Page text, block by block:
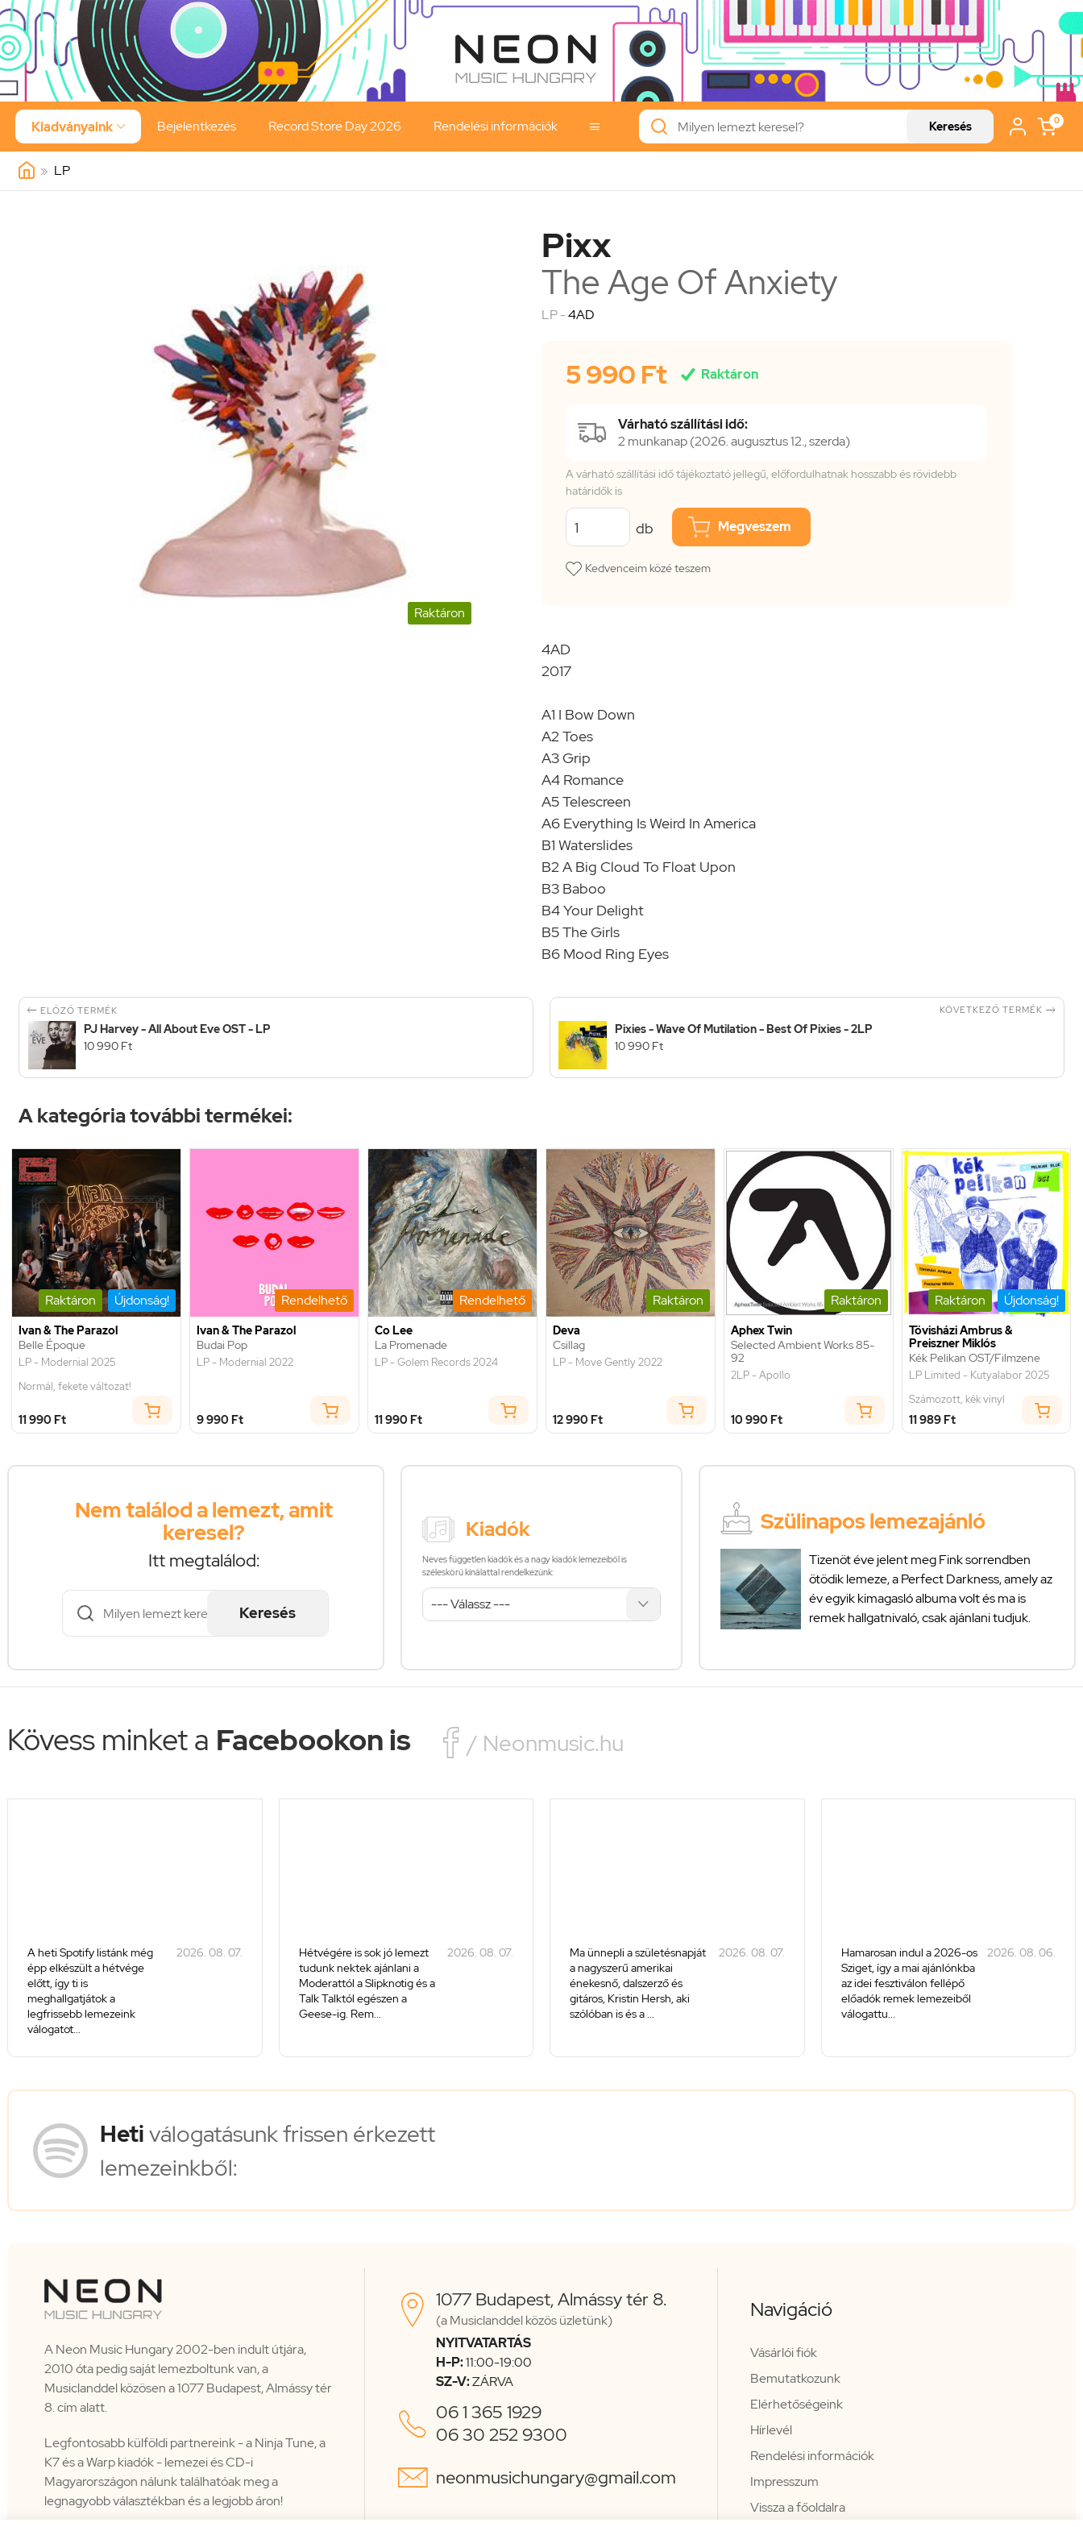
Kiadványaink  Bejelentkezés Record Store Day 2026 Rendelési információk  Keresés 0
» LP
Raktáron
Pixx
The Age Of Anxiety
LP -4AD
5 990 Ft  Raktáron
Várható szállítási idő:
2 munkanap (2026. augusztus 12., szerda)
A várható szállítási idő tájékoztató jellegű, előfordulhatnak hosszabb és rövidebb
határidők is
db Megveszem
Kedvenceim közé teszem
4AD
2017
A1 I Bow Down
A2 Toes
A3 Grip
A4 Romance
A5 Telescreen
A6 Everything Is Weird In America
B1 Waterslides
B2 A Big Cloud To Float Upon
B3 Baboo
B4 Your Delight
B5 The Girls
B6 Mood Ring Eyes
 ELŐZŐ TERMÉK
PJ Harvey - All About Eve OST - LP
10 990 Ft
KÖVETKEZŐ TERMÉK 
Pixies - Wave Of Mutilation - Best Of Pixies - 2LP
10 990 Ft
A kategória további termékei:
Raktáron Újdonság!
Ivan & The Parazol
Belle Époque
LP - Modernial 2025
Normál, fekete változat!
11 990 Ft
Rendelhető
Ivan & The Parazol
Budai Pop
LP - Modernial 2022
9 990 Ft
Rendelhető
Co Lee
La Promenade
LP - Golem Records 2024
11 990 Ft
Raktáron
Deva
Csillag
LP - Move Gently 2022
12 990 Ft
Raktáron
Aphex Twin
Selected Ambient Works 85-
92
2LP - Apollo
10 990 Ft
Raktáron Újdonság!
Tövisházi Ambrus &
Preiszner Miklós
Kék Pelikan OST/Filmzene
LP Limited - Kutyalabor 2025
Számozott, kék vinyl
11 989 Ft
Nem találod a lemezt, amit
keresel?
Itt megtalálod:
Keresés
Kiadók
Neves független kiadók és a nagy kiadók lemezeiből is
széleskörű kínálattal rendelkezünk:
Szülinapos lemezajánló
Tizenöt éve jelent meg Fink sorrendben
ötödik lemeze, a Perfect Darkness, amely az
év egyik kimagasló albuma volt és ma is
remek hallgatnivaló, csak ajánlani tudjuk.
Kövess minket a Facebookon is  / Neonmusic.hu
A heti Spotify listánk még
épp elkészült a hétvége
előtt, így ti is
meghallgatjátok a
legfrissebb lemezeink
válogatot...
2026. 08. 07.
Hétvégére is sok jó lemezt
tudunk nektek ajánlani a
Moderattól a Slipknotig és a
Talk Talktól egészen a
Geese-ig. Rem...
2026. 08. 07.
Ma ünnepli a születésnapját
a nagyszerű amerikai
énekesnő, dalszerző és
gitáros, Kristin Hersh, aki
szólóban is és a ...
2026. 08. 07.
Hamarosan indul a 2026-os
Sziget, így a mai ajánlónkba
az idei fesztiválon fellépő
előadók remek lemezeiből
válogattu...
2026. 08. 06.
Hetiválogatásunk frissen érkezett
lemezeinkből:
A Neon Music Hungary 2002-ben indult útjára,
2010 óta pedig saját lemezboltunk van, a
Musiclanddel közösen a 1077 Budapest, Almássy tér
8. cím alatt.
Legfontosabb külföldi partnereink - a Ninja Tune, a
K7 és a Warp kiadók - lemezei és CD-i
Magyarországon nálunk találhatóak meg a
legnagyobb választékban és a legjobb áron!
 1077 Budapest, Almássy tér 8.
(a Musiclanddel közös üzletünk)
NYITVATARTÁS
H-P:11:00-19:00
SZ-V:ZÁRVA
 06 1 365 1929
06 30 252 9300
 neonmusichungary@gmail.com
Navigáció
Vásárlói fiók
Bemutatkozunk
Elérhetőségeink
Hírlevél
Rendelési információk
Impresszum
Vissza a főoldalra